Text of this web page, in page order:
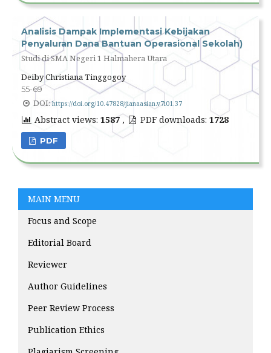
Analisis Dampak Implementasi Kebijakan
Penyaluran Dana Bantuan Operasional Sekolah)
Studi di SMA Negeri 1 Halmahera Utara
Deiby Christiana Tinggogoy
55-69
DOI:https://doi.org/10.47828/jianaasian.v7i01.37
Abstract views: 1587, PDF downloads: 1728
PDF
MAIN MENU
Focus and Scope
Editorial Board
Reviewer
Author Guidelines
Peer Review Process
Publication Ethics